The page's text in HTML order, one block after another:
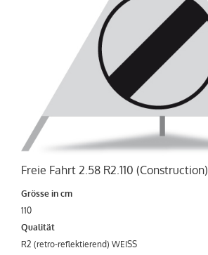
Freie Fahrt 2.58 R2.110 (Construction)
Grösse in cm
110
Qualität
R2 (retro-reflektierend) WEISS